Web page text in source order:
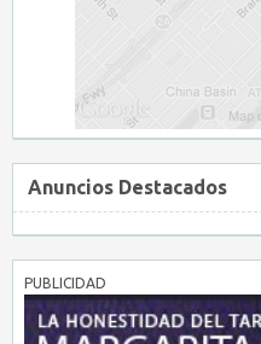
Anuncios Destacados
PUBLICIDAD